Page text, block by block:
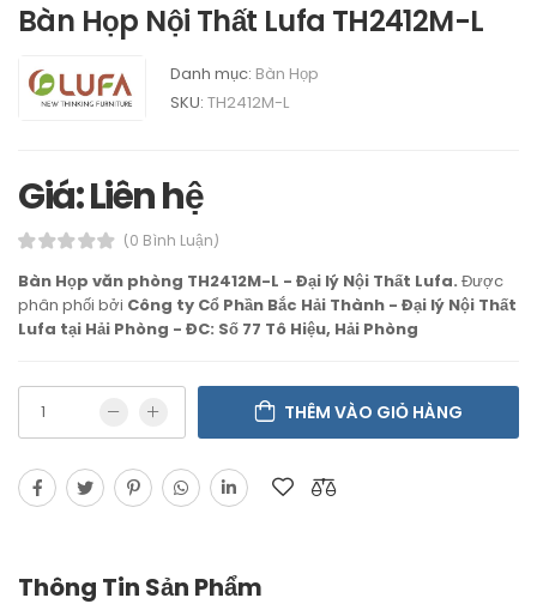
Bàn Họp Nội Thất Lufa TH2412M-L
Danh mục: Bàn Họp
SKU: TH2412M-L
Giá: Liên hệ
(0 Bình Luận)
Bàn Họp văn phòng TH2412M-L - Đại lý Nội Thất Lufa. Được
phân phối bởi Công ty Cổ Phần Bắc Hải Thành - Đại lý Nội Thất
Lufa tại Hải Phòng - ĐC: Số 77 Tô Hiệu, Hải Phòng
THÊM VÀO GIỎ HÀNG
Thông Tin Sản Phẩm